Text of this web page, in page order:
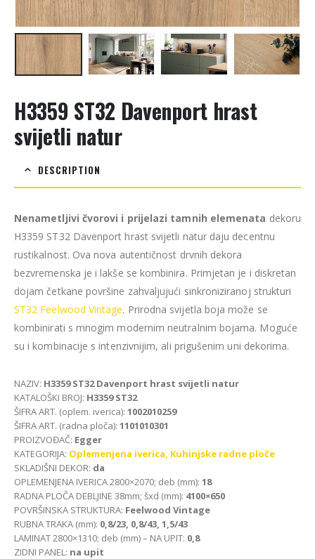
H3359 ST32 Davenport hrast
svijetli natur
DESCRIPTION
Nenametljivi čvorovi i prijelazi tamnih elemenata dekoru
H3359 ST32 Davenport hrast svijetli natur daju decentnu
rustikalnost. Ova nova autentičnost drvnih dekora
bezvremenska je i lakše se kombinira. Primjetan je i diskretan
dojam četkane površine zahvaljujući sinkroniziranoj strukturi
ST32 Feelwood Vintage. Prirodna svijetla boja može se
kombinirati s mnogim modernim neutralnim bojama. Moguće
su i kombinacije s intenzivnijim, ali prigušenim uni dekorima.
NAZIV: H3359 ST32 Davenport hrast svijetli natur
KATALOŠKI BROJ: H3359 ST32
ŠIFRA ART. (oplem. iverica): 1002010259
ŠIFRA ART. (radna ploča): 1101010301
PROIZVOĐAČ: Egger
KATEGORIJA: Oplemenjena iverica, Kuhinjske radne ploče
SKLADIŠNI DEKOR: da
OPLEMENJENA IVERICA 2800×2070; deb (mm): 18
RADNA PLOČA DEBLJINE 38mm; šxd (mm): 4100×650
POVRŠINSKA STRUKTURA: Feelwood Vintage
RUBNA TRAKA (mm): 0,8/23, 0,8/43, 1,5/43
LAMINAT 2800×1310; deb (mm) – NA UPIT: 0,8
ZIDNI PANEL: na upit